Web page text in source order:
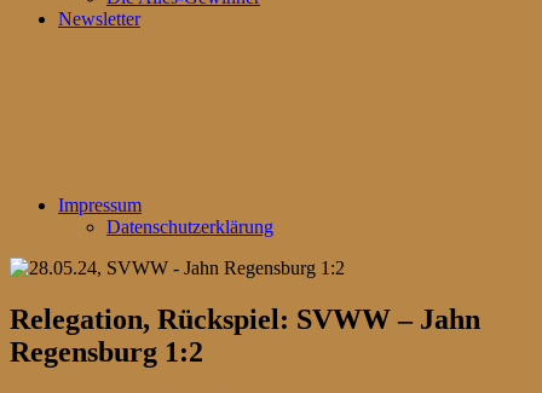
Newsletter
Impressum
Datenschutzerklärung
Relegation, Rückspiel: SVWW – Jahn
Regensburg 1:2